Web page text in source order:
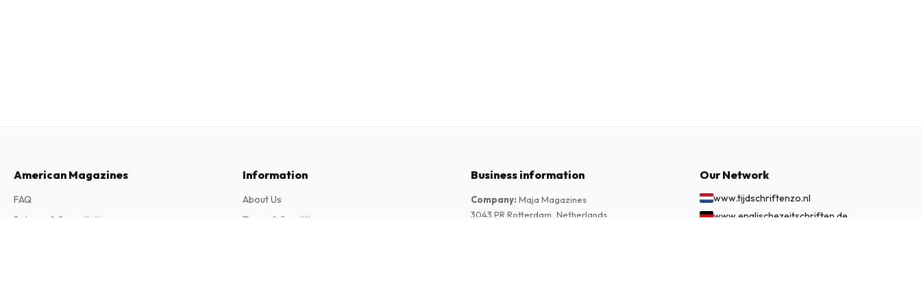
American Magazines
FAQ
Returns & Cancellations
Information
About Us
Terms & Conditions
Business information
Company: Maja Magazines
3043 PR Rotterdam, Netherlands
Our Network
www.tijdschriftenzo.nl
www.englischezeitschriften.de